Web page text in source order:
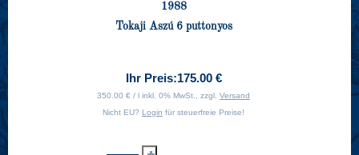
1988
Tokaji Aszú 6 puttonyos
Ihr Preis:175.00 €
350.00 € / l inkl. 0% MwSt., zzgl. Versand
Nicht EU? Login für steuerfreie Preise!